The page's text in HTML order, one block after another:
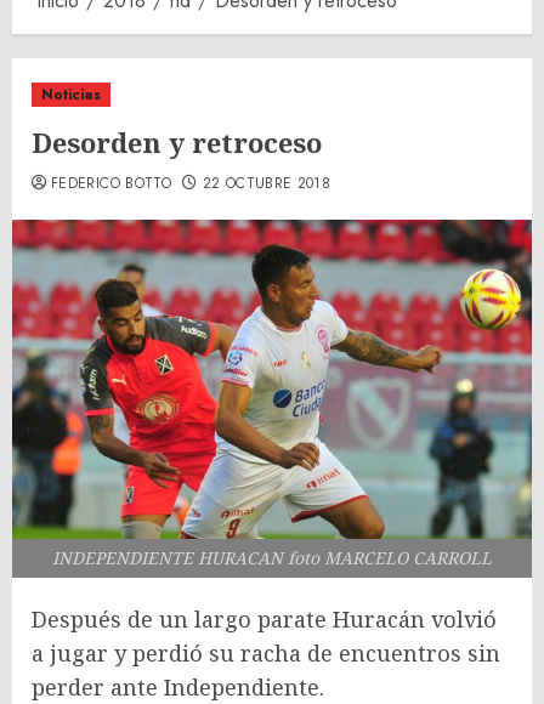
Noticias
Desorden y retroceso
FEDERICO BOTTO 22 OCTUBRE 2018
INDEPENDIENTE HURACAN foto MARCELO CARROLL
Después de un largo parate Huracán volvió
a jugar y perdió su racha de encuentros sin
perder ante Independiente.